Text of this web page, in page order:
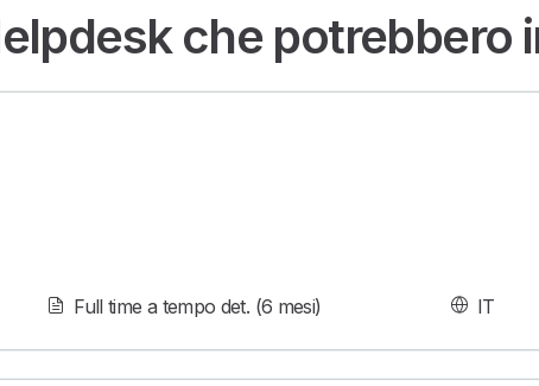
che potrebbero
Full time a tempo det. (6 mesi) IT